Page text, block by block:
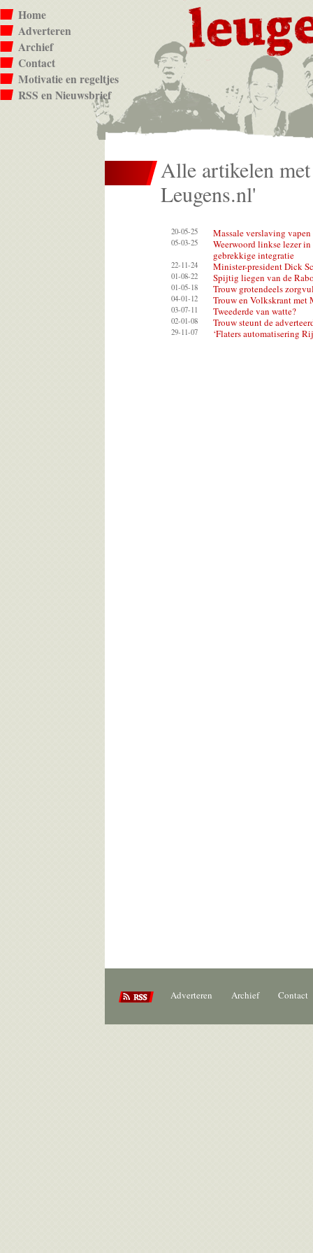
Home
Adverteren
Archief
Contact
Motivatie en regeltjes
RSS en Nieuwsbrief
Alle artikelen
Leugens.nl'
20-05-25 Massale verslaving vapen
05-03-25
Weerwoord linkse lezer
gebrekkige integratie
22-11-24 Minister-president Dick
01-08-22 Spijtig liegen van de
01-05-18 Trouw grotendeels
04-01-12 Trouw en Volkskrant
03-07-11 Tweederde van watte?
02-01-08 Trouw steunt de
29-11-07 ‘Flaters automatisering
Adverteren Archief Contact